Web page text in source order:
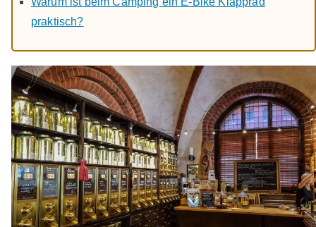
praktisch?